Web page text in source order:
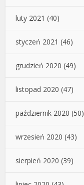
luty 2021 (40)
styczeń 2021 (46)
grudzień 2020 (49)
listopad 2020 (47)
październik 2020 (50)
wrzesień 2020 (43)
sierpień 2020 (39)